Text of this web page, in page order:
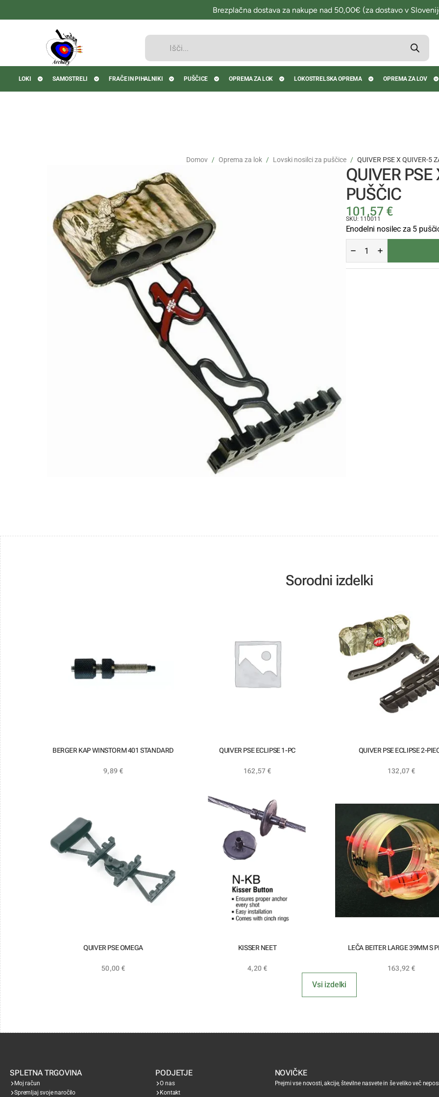
Brezplačna dostava za nakupe nad 50,00€ (za dostavo v
Products
LOKI SAMOSTRELI FRAČE IN PIHALNIKI PUŠČICE OPREMA ZA LOK LOKOSTRELSKA OPREMA OPREMA ZA LOV
Domov Oprema za lok Lovski nosilci za puščice QUIVER PSE X QUIVER-5
QUIVER
PUŠČIC
101,57 €
SKU: 110011
Enodelni nosilec za 5
QUIVER
PSE
QUIVER-
5
Sorodni izdelki
BERGER KAP WINSTORM 401 STANDARD
9,89 €
QUIVER PSE ECLIPSE 1-PC
162,57 €
QUIVER PSE ECLIPSE 2-
132,07 €
QUIVER PSE OMEGA
50,00 €
KISSER NEET
4,20 €
LEČA BEITER LARGE 39MM S
163,92 €
Vsi izdelki
SPLETNA TRGOVINA
Moj račun
Spremljaj svoje naročilo
PODJETJE
O nas
Kontakt
NOVIČKE
Prejmi vse novosti, akcije, številne nasvete in še veliko več